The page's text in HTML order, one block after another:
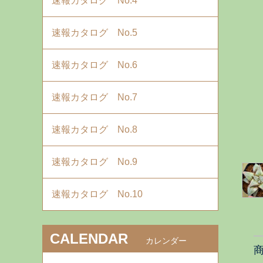
速報カタログ No.5
速報カタログ No.6
速報カタログ No.7
速報カタログ No.8
速報カタログ No.9
速報カタログ No.10
CALENDAR カレンダー